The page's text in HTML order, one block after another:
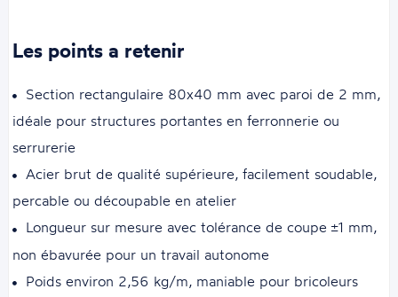
Les points a retenir
Section rectangulaire 80x40 mm avec paroi de 2 mm,
idéale pour structures portantes en ferronnerie ou
serrurerie
Acier brut de qualité supérieure, facilement soudable,
percable ou découpable en atelier
Longueur sur mesure avec tolérance de coupe ±1 mm,
non ébavurée pour un travail autonome
Poids environ 2,56 kg/m, maniable pour bricoleurs